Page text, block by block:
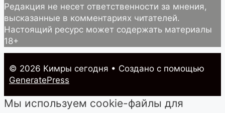
Редакция не несет ответственности за мнения,
высказанные в комментариях читателей.
Настоящий ресурс может содержать материалы
18+
© 2026 Кимры cегодня • Создано с помощью
GeneratePress
Мы используем cookie-файлы для